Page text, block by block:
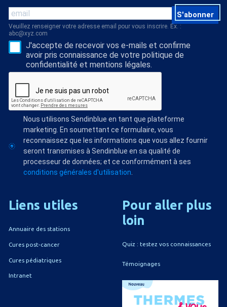
S'abonner
Veuillez renseigner votre adresse email pour vous inscrire. Ex. :
abc@xyz.com
J'accepte de recevoir vos e-mails et confirme
avoir pris connaissance de votre politique de
confidentialité et mentions légales.
Nous utilisons Sendinblue en tant que plateforme
marketing. En soumettant ce formulaire, vous
reconnaissez que les informations que vous allez fournir
seront transmises à Sendinblue en sa qualité de
processeur de données; et ce conformément à ses
conditions générales d'utilisation.
Liens utiles
Annuaire des stations
Cures post-cancer
Cures pédiatriques
Intranet
Pour aller plus
loin
Quiz : testez vos connaissances
Témoignages